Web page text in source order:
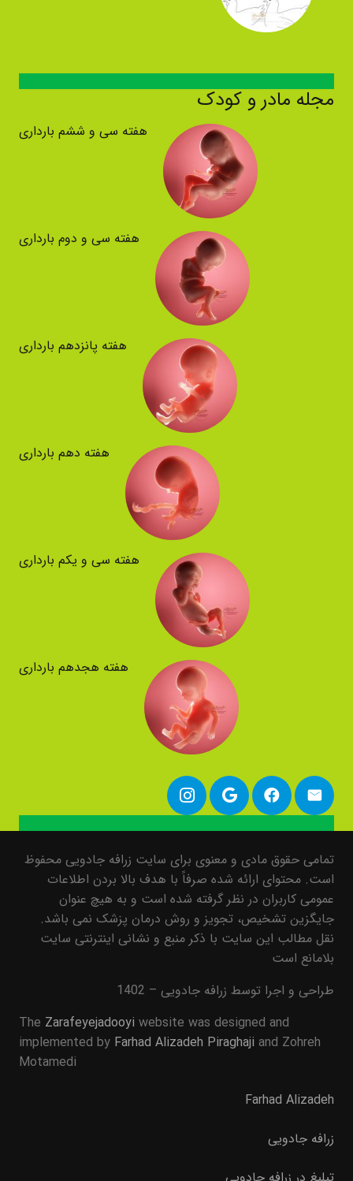
مجله مادر و کودک
هفته سی و ششم بارداری
هفته سی و دوم بارداری
هفته پانزدهم بارداری
هفته دهم بارداری
هفته سی و یکم بارداری
هفته هجدهم بارداری
تمامی حقوق مادی و معنوی برای سایت زرافه جادویی محفوظ
است. محتوای ارائه شده صرفاً با هدف بالا بردن اطلاعات
عمومی کاربران در نظر گرفته شده است و به هیچ عنوان
جایگزین تشخیص، تجویز و روش درمان پزشک نمی باشد.
نقل مطالب این سایت با ذکر منبع و نشانی اینترنتی سایت
بلامانع است
طراحی و اجرا توسط زرافه جادویی – 1402
The Zarafeyejadooyi website was designed and
implemented by Farhad Alizadeh Piraghaji and Zohreh
Motamedi
Farhad Alizadeh
زرافه جادویی